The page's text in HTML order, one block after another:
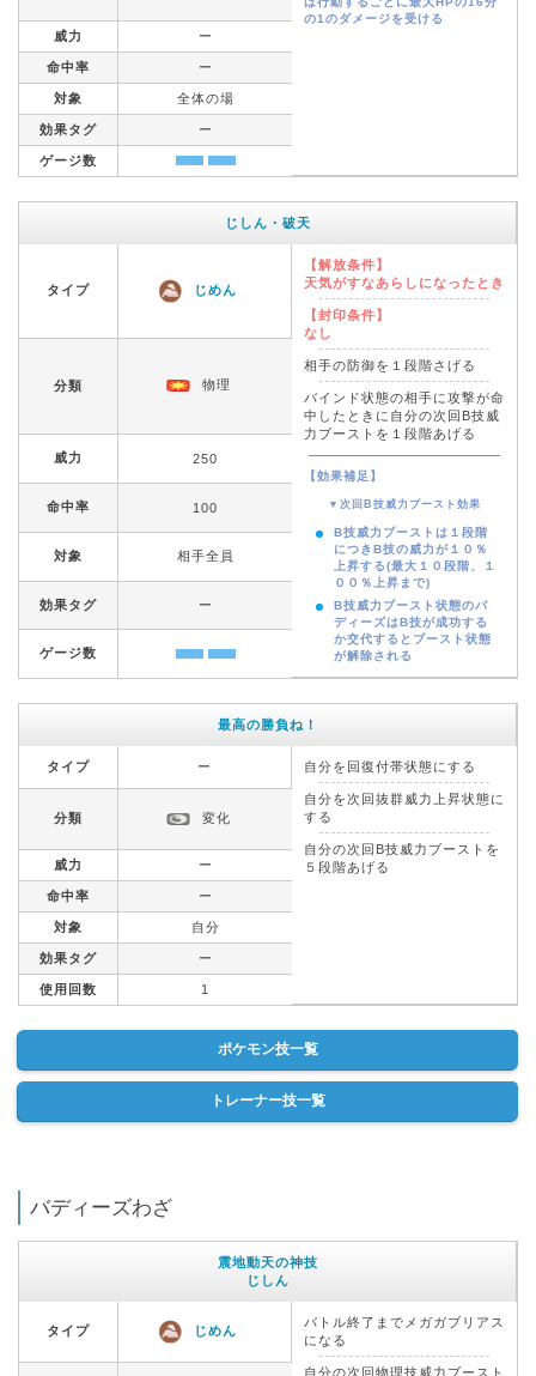
の1のダメージを受ける
威力 ー
命中率 ー
対象 全体の場
効果タグ ー
ゲージ数
じしん・破天
タイプ じめん
【解放条件】
天気がすなあらしになったとき
【封印条件】
なし
相手の防御を１段階さげる
バインド状態の相手に攻撃が命
中したときに自分の次回B技威
力ブーストを１段階あげる
【効果補足】
▼次回B技威力ブースト効果
B技威力ブーストは１段階
につきB技の威力が１０％
上昇する(最大１０段階、１
００％上昇まで)
B技威力ブースト状態のバ
ディーズはB技が成功する
か交代するとブースト状態
が解除される
分類 物理
威力 250
命中率 100
対象 相手全員
効果タグ ー
ゲージ数
最高の勝負ね！
タイプ ー 自分を回復付帯状態にする
自分を次回抜群威力上昇状態に
する
自分の次回B技威力ブーストを
５段階あげる
分類 変化
威力 ー
命中率 ー
対象 自分
効果タグ ー
使用回数 1
ポケモン技一覧
トレーナー技一覧
バディーズわざ
震地動天の神技
じしん
タイプ じめん
バトル終了までメガガブリアス
になる
自分の次回物理技威力ブースト